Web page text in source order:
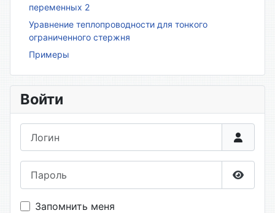
переменных 2
Уравнение теплопроводности для тонкого
ограниченного стержня
Примеры
Войти
Запомнить меня